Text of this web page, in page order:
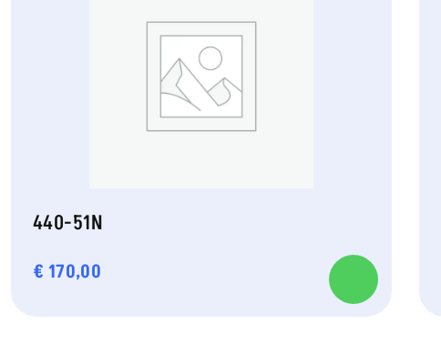
440-51N
€ 170,00